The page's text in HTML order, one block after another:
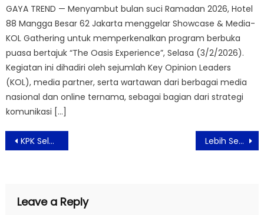
GAYA TREND — Menyambut bulan suci Ramadan 2026, Hotel
88 Mangga Besar 62 Jakarta menggelar Showcase & Media-
KOL Gathering untuk memperkenalkan program berbuka
puasa bertajuk “The Oasis Experience”, Selasa (3/2/2026).
Kegiatan ini dihadiri oleh sejumlah Key Opinion Leaders
(KOL), media partner, serta wartawan dari berbagai media
nasional dan online ternama, sebagai bagian dari strategi
komunikasi […]
Post
navigation
KPK Selenggarakan ACFFest 2021 Secara Daring Lebih Sentimental, Aaliyah Massaid Menyanyikan ‘Tak Searah’ Bersama Anrez Adelio
Leave a Reply